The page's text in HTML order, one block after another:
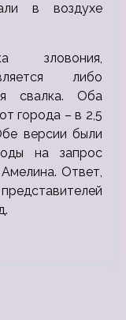
в воздухе
зловония,
либо
свалка. Оба
города – в 2,5
версии были
на запрос
Ответ,